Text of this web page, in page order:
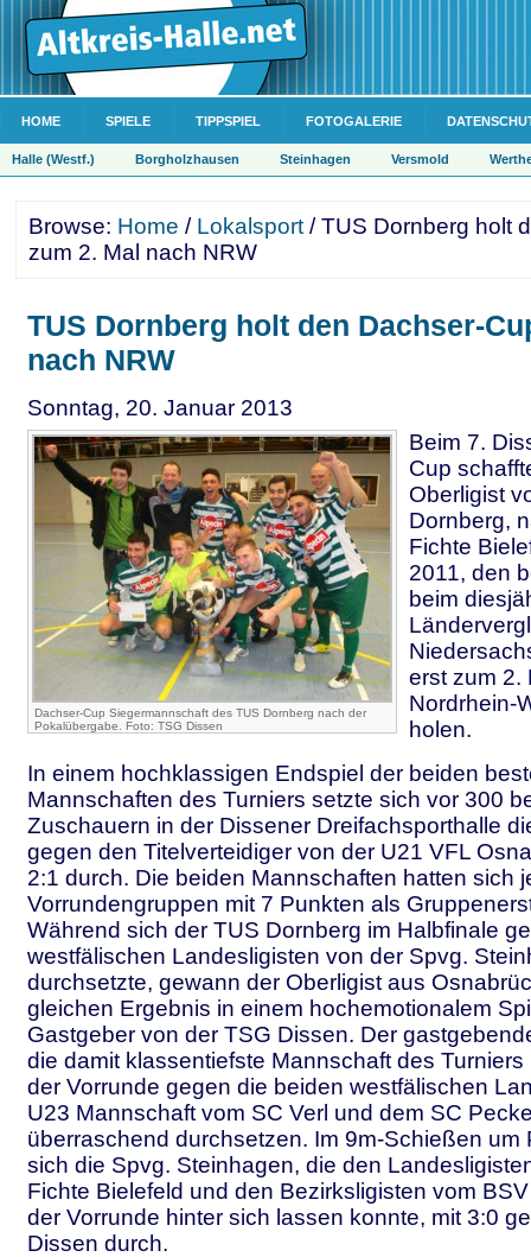
HOME SPIELE TIPPSPIEL FOTOGALERIE
Halle (Westf.) Borgholzhausen Steinhagen Versmold
Browse: Home / Lokalsport / TUS Dornberg holt
zum 2. Mal nach NRW
TUS Dornberg holt den Dachser-
nach NRW
Sonntag, 20. Januar 2013
Dachser-Cup Siegermannschaft des TUS Dornberg nach der
Pokalübergabe. Foto: TSG Dissen
Beim 7.
Cup
Oberligist
Dornberg,
Fichte
2011, den
beim
erst zum 2.
Nordrhein-
holen.
In einem hochklassigen Endspiel der beiden
Mannschaften des Turniers setzte sich vor 300
Zuschauern in der Dissener Dreifachsporthalle
gegen den Titelverteidiger von der U21 VFL
2:1 durch. Die beiden Mannschaften hatten sich
Vorrundengruppen mit 7 Punkten als
Während sich der TUS Dornberg im Halbfinale
westfälischen Landesligisten von der Spvg.
durchsetzte, gewann der Oberligist aus
gleichen Ergebnis in einem hochemotionalem
Gastgeber von der TSG Dissen. Der
die damit klassentiefste Mannschaft des
der Vorrunde gegen die beiden westfälischen
U23 Mannschaft vom SC Verl und dem SC
überraschend durchsetzen. Im 9m-Schießen um
sich die Spvg. Steinhagen, die den
Fichte Bielefeld und den Bezirksligisten vom
der Vorrunde hinter sich lassen konnte, mit 3:0
Dissen durch.